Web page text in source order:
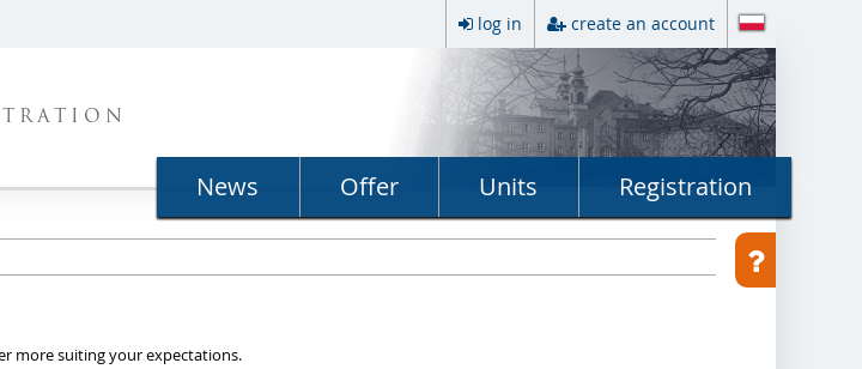
log in create an account
News Offer Units Registration
more suiting your expectations.